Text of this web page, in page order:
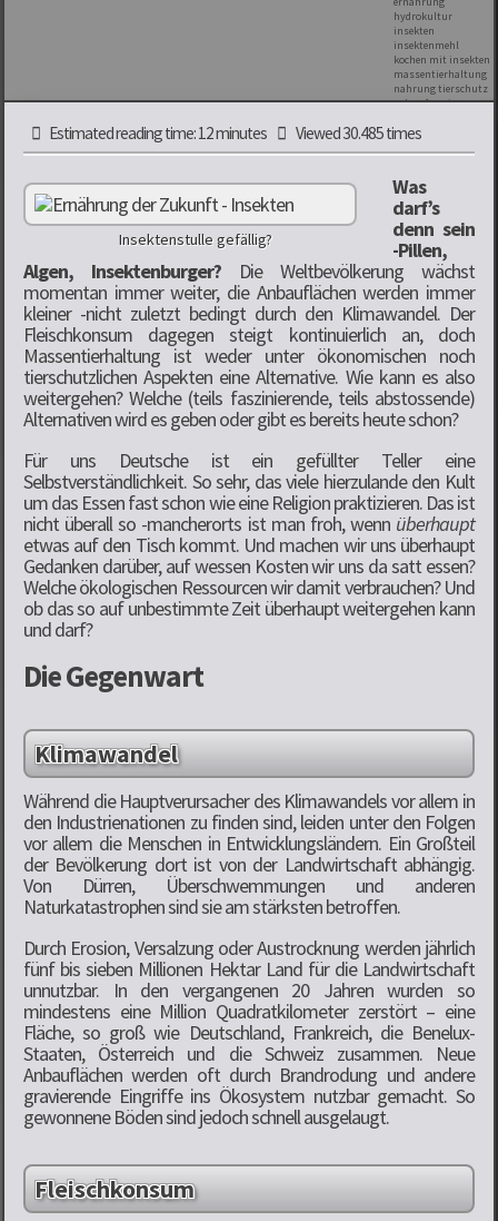
Estimated reading time: 12 minutes Viewed 30.485 times
Insektenstulle gefällig?
Was
darf’s
denn sein
-Pillen,
Algen, Insektenburger? Die Weltbevölkerung wächst
momentan immer weiter, die Anbauflächen werden immer
kleiner -nicht zuletzt bedingt durch den Klimawandel. Der
Fleischkonsum dagegen steigt kontinuierlich an, doch
Massentierhaltung ist weder unter ökonomischen noch
tierschutzlichen Aspekten eine Alternative. Wie kann es also
weitergehen? Welche (teils faszinierende, teils abstossende)
Alternativen wird es geben oder gibt es bereits heute schon?
Für uns Deutsche ist ein gefüllter Teller eine
Selbstverständlichkeit. So sehr, das viele hierzulande den Kult
um das Essen fast schon wie eine Religion praktizieren. Das ist
nicht überall so -mancherorts ist man froh, wenn überhaupt
etwas auf den Tisch kommt. Und machen wir uns überhaupt
Gedanken darüber, auf wessen Kosten wir uns da satt essen?
Welche ökologischen Ressourcen wir damit verbrauchen? Und
ob das so auf unbestimmte Zeit überhaupt weitergehen kann
und darf?
Die Gegenwart
Klimawandel
Während die Hauptverursacher des Klimawandels vor allem in
den Industrienationen zu finden sind, leiden unter den Folgen
vor allem die Menschen in Entwicklungsländern. Ein Großteil
der Bevölkerung dort ist von der Landwirtschaft abhängig.
Von Dürren, Überschwemmungen und anderen
Naturkatastrophen sind sie am stärksten betroffen.
Durch Erosion, Versalzung oder Austrocknung werden jährlich
fünf bis sieben Millionen Hektar Land für die Landwirtschaft
unnutzbar. In den vergangenen 20 Jahren wurden so
mindestens eine Million Quadratkilometer zerstört – eine
Fläche, so groß wie Deutschland, Frankreich, die Benelux-
Staaten, Österreich und die Schweiz zusammen. Neue
Anbauflächen werden oft durch Brandrodung und andere
gravierende Eingriffe ins Ökosystem nutzbar gemacht. So
gewonnene Böden sind jedoch schnell ausgelaugt.
Fleischkonsum